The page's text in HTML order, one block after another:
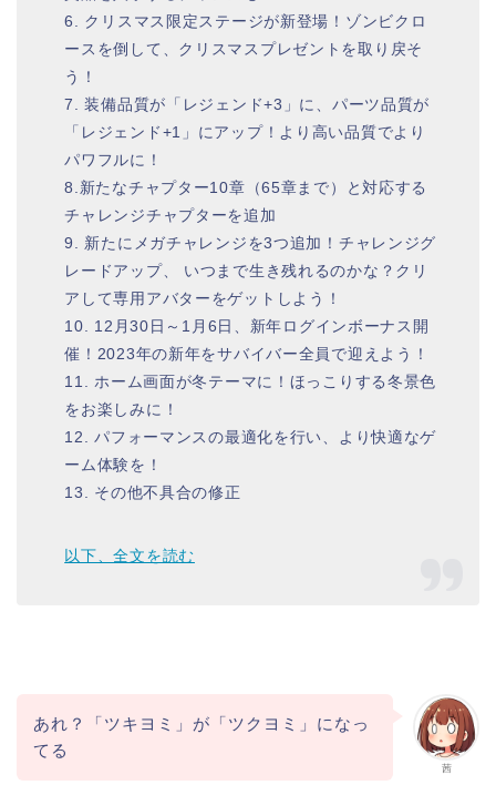
6. クリスマス限定ステージが新登場！ゾンビクロ
ースを倒して、クリスマスプレゼントを取り戻そ
う！
7. 装備品質が「レジェンド+3」に、パーツ品質が
「レジェンド+1」にアップ！より高い品質でより
パワフルに！
8.新たなチャプター10章（65章まで）と対応する
チャレンジチャプターを追加
9. 新たにメガチャレンジを3つ追加！チャレンジグ
レードアップ、 いつまで生き残れるのかな？クリ
アして専用アバターをゲットしよう！
10. 12月30日～1月6日、新年ログインボーナス開
催！2023年の新年をサバイバー全員で迎えよう！
11. ホーム画面が冬テーマに！ほっこりする冬景色
をお楽しみに！
12. パフォーマンスの最適化を行い、より快適なゲ
ーム体験を！
13. その他不具合の修正
以下、全文を読む
茜
あれ？「ツキヨミ」が「ツクヨミ」になっ
てる